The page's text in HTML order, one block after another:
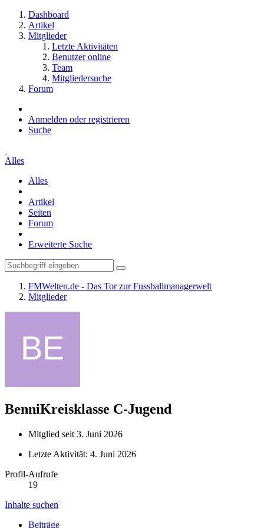
Dashboard
Artikel
Mitglieder
Letzte Aktivitäten
Benutzer online
Team
Mitgliedersuche
Forum
Anmelden oder registrieren
Suche
Alles
Alles
Artikel
Seiten
Forum
Erweiterte Suche
FMWelten.de - Das Tor zur Fussballmanagerwelt
Mitglieder
BenniKreisklasse C-Jugend
Mitglied seit 3. Juni 2026
Letzte Aktivität: 4. Juni 2026
Profil-Aufrufe
19
Inhalte suchen
Beiträge